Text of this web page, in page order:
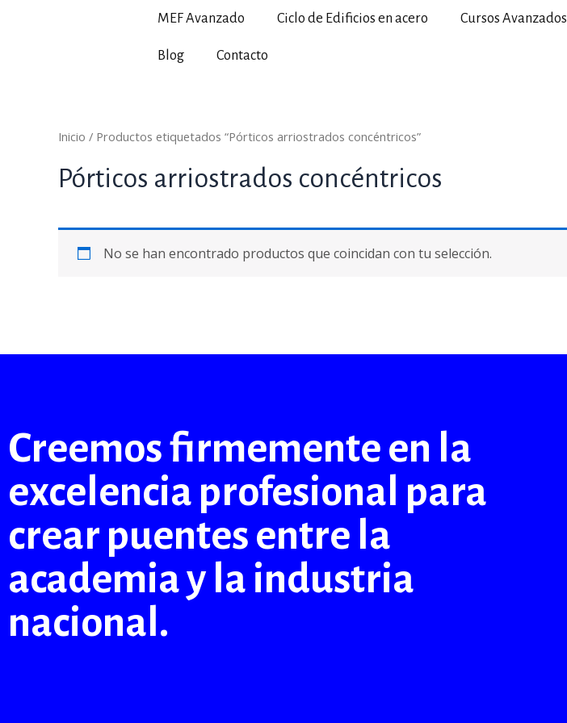
MEF Avanzado Ciclo de Edificios en acero Cursos Avanzados
Blog Contacto
Inicio / Productos etiquetados “Pórticos arriostrados concéntricos”
Pórticos arriostrados concéntricos
No se han encontrado productos que coincidan con tu selección.
Creemos firmemente en la
excelencia profesional para
crear puentes entre la
academia y la industria
nacional.